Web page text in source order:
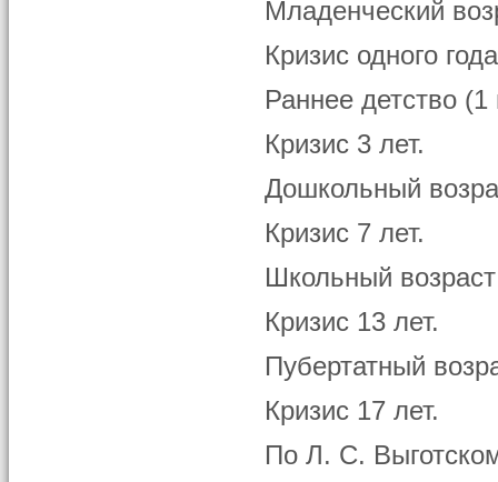
Младенческий
Кризис одного
Раннее детство (1
Кризис 3 лет.
Дошкольный
Кризис 7 лет.
Школьный
Кризис 13 лет.
Пубертатный
Кризис 17 лет.
По Л. С.